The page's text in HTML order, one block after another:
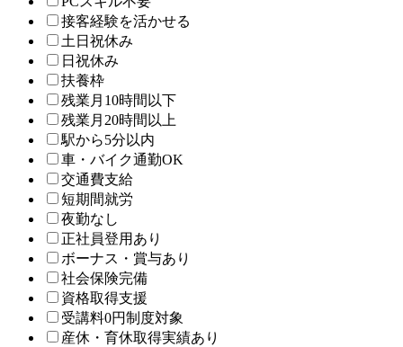
接客経験を活かせる
土日祝休み
日祝休み
扶養枠
残業月10時間以下
残業月20時間以上
駅から5分以内
車・バイク通勤OK
交通費支給
短期間就労
夜勤なし
正社員登用あり
ボーナス・賞与あり
社会保険完備
資格取得支援
受講料0円制度対象
産休・育休取得実績あり